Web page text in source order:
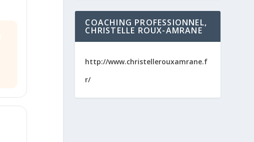
COACHING PROFESSIONNEL,
CHRISTELLE ROUX-AMRANE
http://www.christellerouxamrane.f
r/